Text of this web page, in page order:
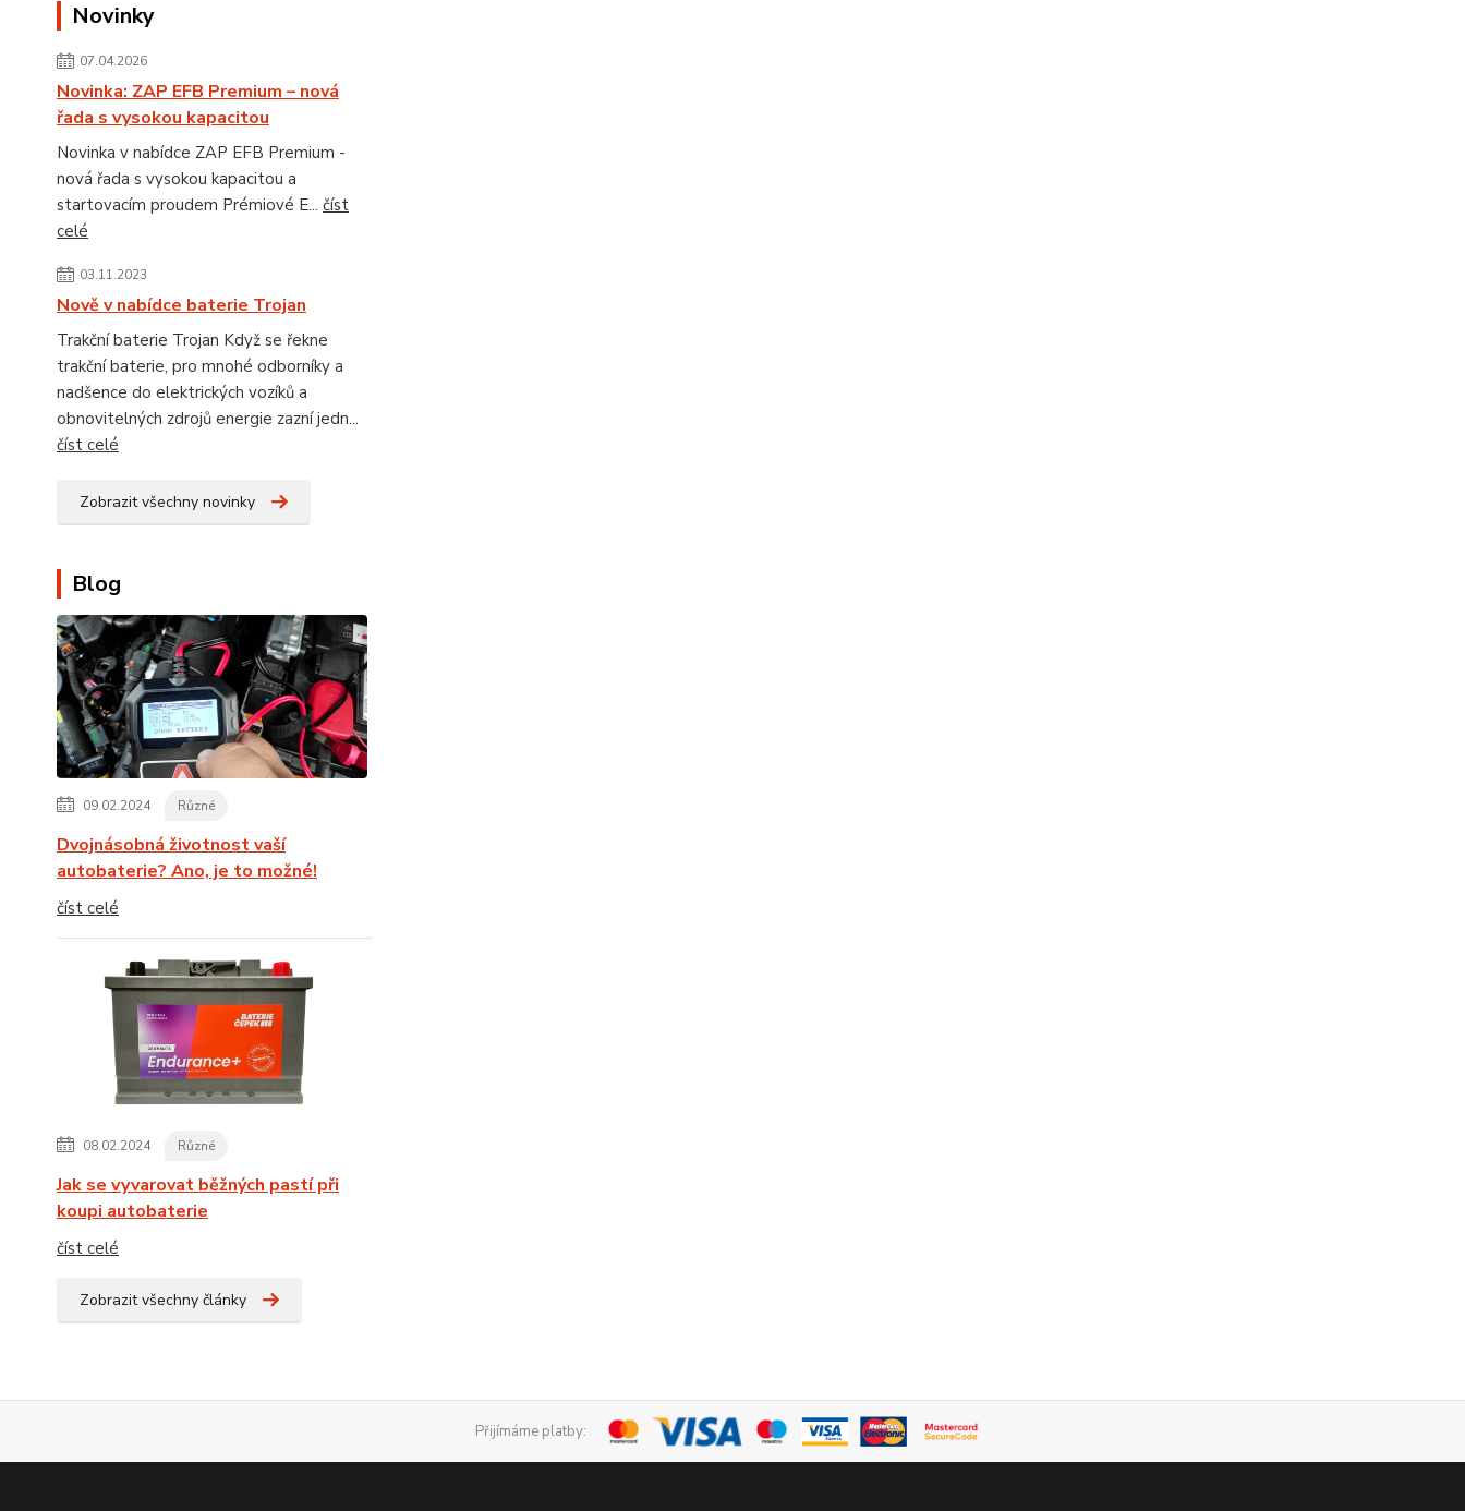
Novinky
07.04.2026
Novinka: ZAP EFB Premium – nová
řada s vysokou kapacitou
Novinka v nabídce ZAP EFB Premium -
nová řada s vysokou kapacitou a
startovacím proudem Prémiové E... číst
celé
03.11.2023
Nově v nabídce baterie Trojan
Trakční baterie Trojan Když se řekne
trakční baterie, pro mnohé odborníky a
nadšence do elektrických vozíků a
obnovitelných zdrojů energie zazní jedn...
číst celé
Zobrazit všechny novinky
Blog
09.02.2024 Různé
Dvojnásobná životnost vaší
autobaterie? Ano, je to možné!
číst celé
08.02.2024 Různé
Jak se vyvarovat běžných pastí při
koupi autobaterie
číst celé
Zobrazit všechny články
Přijímáme platby: